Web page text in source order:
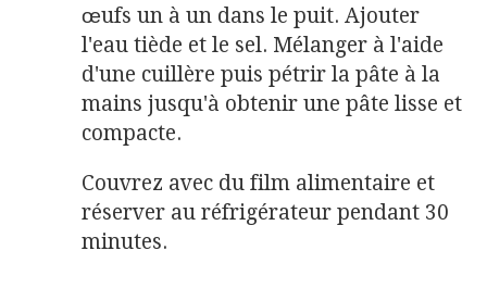
œufs un à un dans le puit. Ajouter
l'eau tiède et le sel. Mélanger à l'aide
d'une cuillère puis pétrir la pâte à la
mains jusqu'à obtenir une pâte lisse et
compacte.
Couvrez avec du film alimentaire et
réserver au réfrigérateur pendant 30
minutes.